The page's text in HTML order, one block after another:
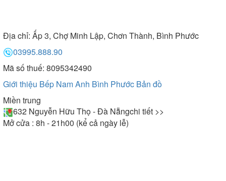
Địa chỉ: Ấp 3, Chợ Minh Lập, Chơn Thành, Bình Phước
03995.888.90
Mã số thuế: 8095342490
Giới thiệu Bếp Nam Anh Bình Phước Bản đồ
Miền trung
632 Nguyễn Hữu Thọ - Đà Nẵngchi tiết >>
Mở cửa : 8h - 21h00 (kể cả ngày lễ)